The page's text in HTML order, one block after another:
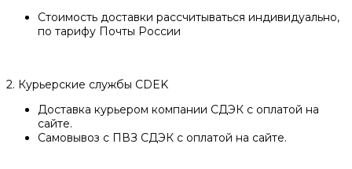
Стоимость доставки рассчитываться индивидуально,
по тарифу Почты России
2. Курьерские службы CDEK
Доставка курьером компании СДЭК с оплатой на
сайте.
Самовывоз с ПВЗ СДЭК с оплатой на сайте.